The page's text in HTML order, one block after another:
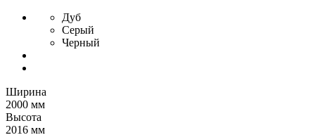
Дуб
Серый
Черный
Ширина
2000 мм
Высота
2016 мм